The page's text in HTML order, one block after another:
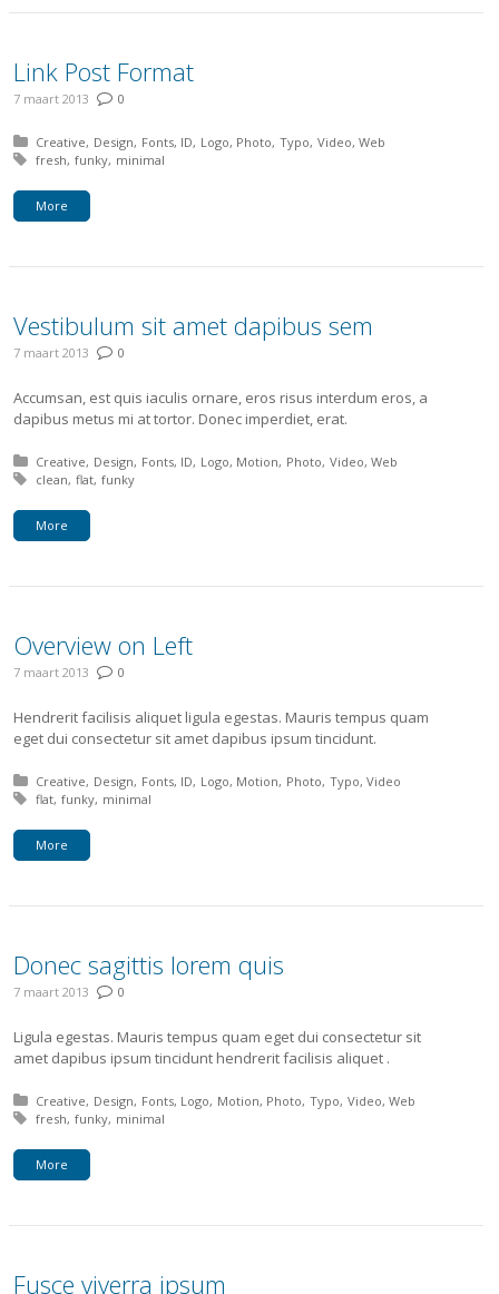
Link Post Format
7 maart 2013 0
Posted in:
Creative Design Fonts ID Logo Photo Typo Video Web
Tagged with:
fresh funky minimal
More
Vestibulum sit amet dapibus sem
7 maart 2013 0
Accumsan, est quis iaculis ornare, eros risus interdum eros, a
dapibus metus mi at tortor. Donec imperdiet, erat.
Posted in:
Creative Design Fonts ID Logo Motion Photo Video Web
Tagged with:
clean flat funky
More
Overview on Left
7 maart 2013 0
Hendrerit facilisis aliquet ligula egestas. Mauris tempus quam
eget dui consectetur sit amet dapibus ipsum tincidunt.
Posted in:
Creative Design Fonts ID Logo Motion Photo Typo Video
Tagged with:
flat funky minimal
More
Donec sagittis lorem quis
7 maart 2013 0
Ligula egestas. Mauris tempus quam eget dui consectetur sit
amet dapibus ipsum tincidunt hendrerit facilisis aliquet .
Posted in:
Creative Design Fonts Logo Motion Photo Typo Video Web
Tagged with:
fresh funky minimal
More
Fusce viverra ipsum